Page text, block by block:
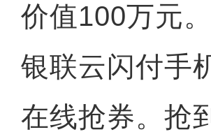
价值100万元
银联云闪付手
在线抢券。抢